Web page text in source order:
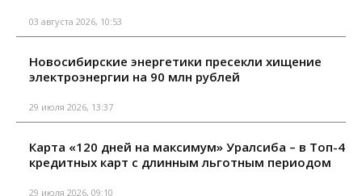
03 августа 2026, 10:53
Новосибирские энергетики пресекли хищение
электроэнергии на 90 млн рублей
29 июля 2026, 13:37
Карта «120 дней на максимум» Уралсиба – в Топ-4
кредитных карт с длинным льготным периодом
29 июля 2026, 09:10